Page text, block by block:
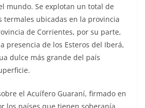
mundo. Se explotan un total de
termales ubicadas en la provincia
de Corrientes, por su parte,
presencia de los Esteros del Iberá,
dulce más grande del país
el Acuífero Guaraní, firmado en